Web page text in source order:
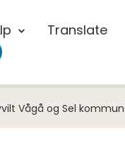
Translate
Sel
på
Facebook
Vågå og Sel